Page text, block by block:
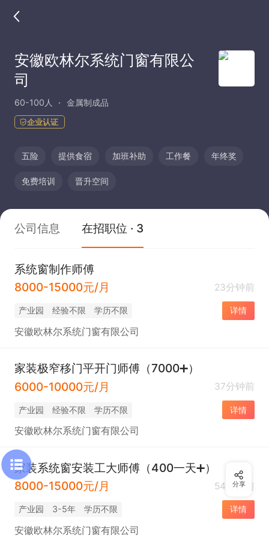
安徽欧林尔系统门窗有限公
司
60-100人 金属制成品
企业认证
五险 提供食宿 加班补助 工作餐 年终奖
免费培训 晋升空间
公司信息 在招职位 · 3
系统窗制作师傅
8000-15000元/月
23分钟前
产业园 经验不限 学历不限 详情
安徽欧林尔系统门窗有限公司
家装极窄移门平开门师傅（7000➕）
6000-10000元/月
37分钟前
产业园 经验不限 学历不限 详情
安徽欧林尔系统门窗有限公司
家装系统窗安装工大师傅（400一天➕）
8000-15000元/月
54分钟前
产业园 3-5年 学历不限 详情
安徽欧林尔系统门窗有限公司
分享